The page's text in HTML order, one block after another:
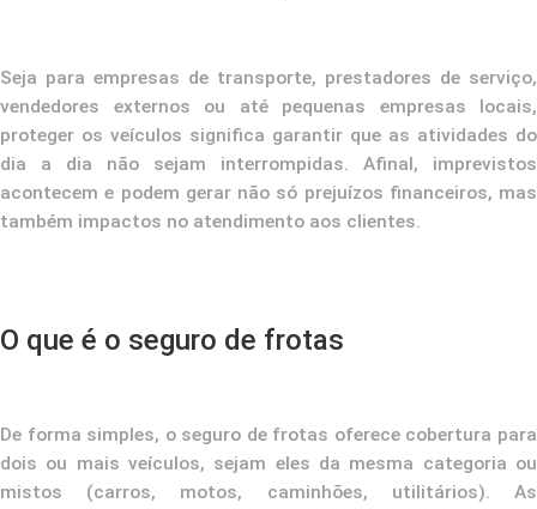
Seja para empresas de transporte, prestadores de serviço,
vendedores externos ou até pequenas empresas locais,
proteger os veículos significa garantir que as atividades do
dia a dia não sejam interrompidas. Afinal, imprevistos
acontecem e podem gerar não só prejuízos financeiros, mas
também impactos no atendimento aos clientes.
O que é o seguro de frotas
De forma simples, o seguro de frotas oferece cobertura para
dois ou mais veículos, sejam eles da mesma categoria ou
mistos (carros, motos, caminhões, utilitários). As